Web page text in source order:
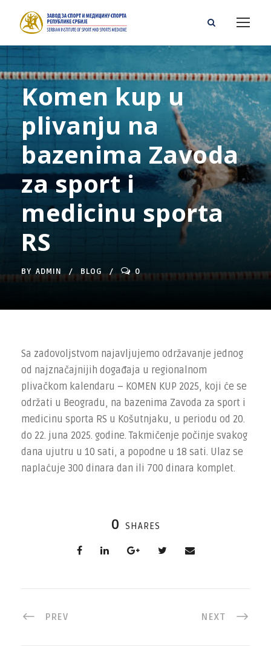
Komen kup u
plivanju na
bazenima Zavoda
za sport i
medicinu sporta
RS
BY ADMIN BLOG 0
Sa zadovoljstvom najavljujemo održavanje jednog
od najznačajnijih događaja u regionalnom
plivačkom kalendaru – KOMEN KUP 2025, koji će se
održati u Beogradu, na bazenima Zavoda za sport i
medicinu sporta RS u Košutnjaku, u periodu od 20.
do 22. juna 2025. godine. Takmičenje počinje svakog
dana ujutru u 10 sati, a popodne u 18 sati. Ulaz se
naplaćuje 300 dinara dan ili 700 dinara komplet.
0 SHARES
PREV NEXT